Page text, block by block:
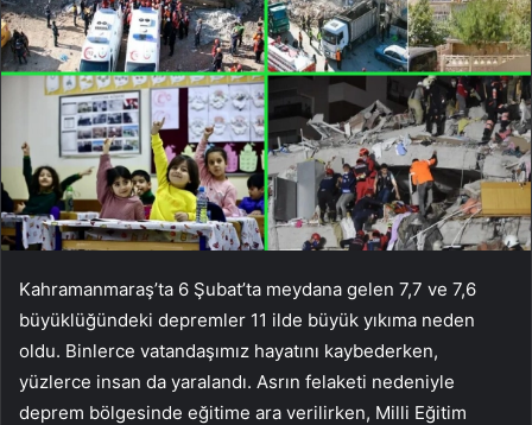
Kahramanmaraş’ta 6 Şubat’ta meydana gelen 7,7 ve 7,6
büyüklüğündeki depremler 11 ilde büyük yıkıma neden
oldu. Binlerce vatandaşımız hayatını kaybederken,
yüzlerce insan da yaralandı. Asrın felaketi nedeniyle
deprem bölgesinde eğitime ara verilirken, Milli Eğitim